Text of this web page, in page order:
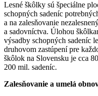
Lesné škôlky sú špeciálne
schopných sadeníc
a na zalesňovanie
a sadovníctva. Úlohou
výsadby schopných sadeníc
druhovom zastúpení pre
škôlok na Slovensku je cca
200 mil. sadeníc.
Zalesňovanie a umelá